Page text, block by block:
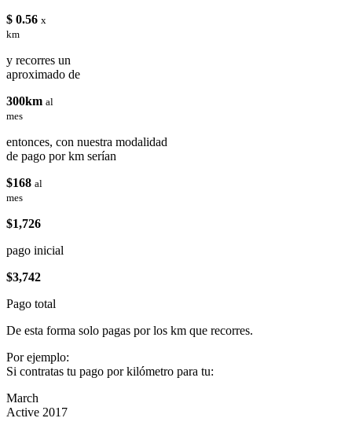
$ 0.56 x
km
y recorres un
aproximado de
300km al
mes
entonces, con nuestra modalidad
de pago por km serían
$168 al
mes
$1,726
pago inicial
$3,742
Pago total
De esta forma solo pagas por los km que recorres.
Por ejemplo:
Si contratas tu pago por kilómetro para tu:
March
Active 2017